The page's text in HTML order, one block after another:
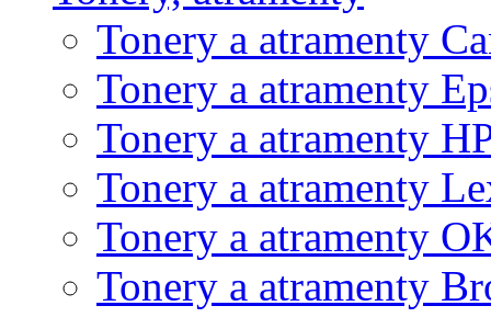
Tonery a atramenty
Tonery a atramenty
Tonery a atramenty
Tonery a atramenty
Tonery a atramenty
Tonery a atramenty